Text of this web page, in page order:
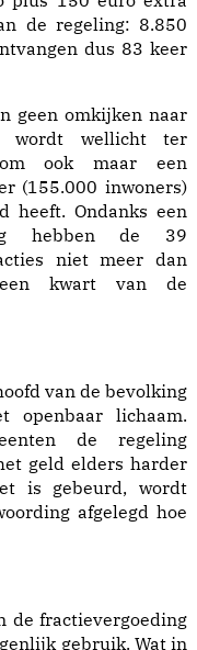
de regeling: 8.850
dus 83 keer
geen omkijken naar
wordt wellicht ter
ook maar een
(155.000 inwoners)
heeft. Ondanks een
hebben de 39
niet meer dan
kwart van de
van de bevolking
lichaam.
de regeling
geld elders harder
is gebeurd, wordt
afgelegd hoe
de fractievergoeding
gebruik. Wat in